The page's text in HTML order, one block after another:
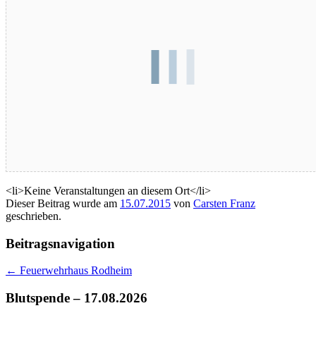
Kommende Veranstaltungen
<li>Keine Veranstaltungen an diesem Ort</li>
Dieser Beitrag wurde am 15.07.2015 von Carsten Franz
geschrieben.
Beitragsnavigation
← Feuerwehrhaus Rodheim
Blutspende – 17.08.2026